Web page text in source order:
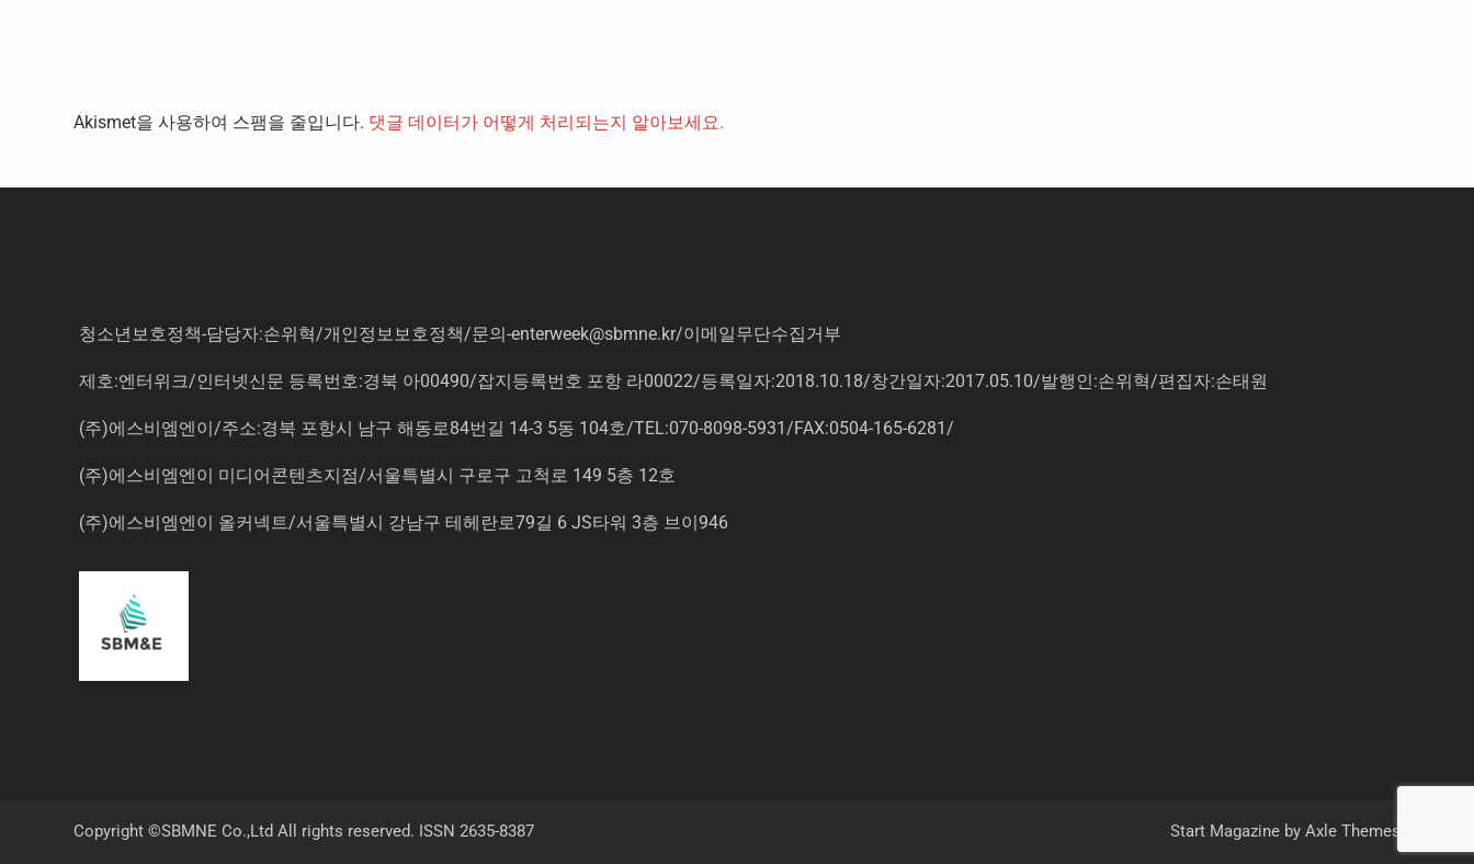
Akismet을 사용하여 스팸을 줄입니다. 댓글 데이터가 어떻게 처리되는지 알아보세요.
청소년보호정책-담당자:손위혁/개인정보보호정책/문의 -enterweek@sbmne.kr/이메일무단수집거부
제호:엔터위크/인터넷신문 등록번호:경북 아00490/잡지등록번호 포항 라00022/등록일자:2018.10.18/창간일자:2017.05.10/발행인:손위혁/편집자:손태원
(주)에스비엠엔이/주소:경북 포항시 남구 해동로84번길 14-3 5동 104호/TEL:070-8098-5931/FAX:0504-165-6281/
(주)에스비엠엔이 미디어콘텐츠지점/서울특별시 구로구 고척로 149 5층 12호
(주)에스비엠엔이 올커넥트/서울특별시 강남구 테헤란로79길 6 JS타워 3층 브이946
Copyright ©SBMNE Co.,Ltd All rights reserved. ISSN 2635-8387 Start Magazine by Axle Themes